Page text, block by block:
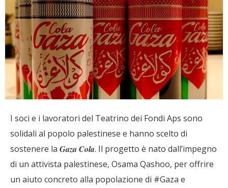
I soci e i lavoratori del Teatrino dei Fondi Aps sono
solidali al popolo palestinese e hanno scelto di
sostenere la 𝑮𝒂𝒛𝒂 𝑪𝒐𝒍𝒂. Il progetto è nato dall’impegno
di un attivista palestinese, Osama Qashoo, per offrire
un aiuto concreto alla popolazione di #Gaza e